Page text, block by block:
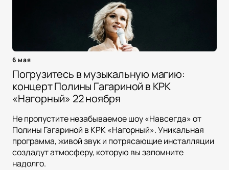
6 мая
Погрузитесь в музыкальную магию:
концерт Полины Гагариной в КРК
«Нагорный» 22 ноября
Не пропустите незабываемое шоу «Навсегда» от
Полины Гагариной в КРК «Нагорный». Уникальная
программа, живой звук и потрясающие инсталляции
создадут атмосферу, которую вы запомните
надолго.